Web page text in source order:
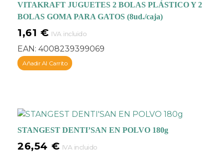
VITAKRAFT JUGUETES 2 BOLAS PLÁSTICO Y 2
BOLAS GOMA PARA GATOS (8ud./caja)
1,61 € IVA incluido
EAN: 4008239399069
Añadir Al Carrito
STANGEST DENTI’SAN EN POLVO 180g
26,54 € IVA incluido